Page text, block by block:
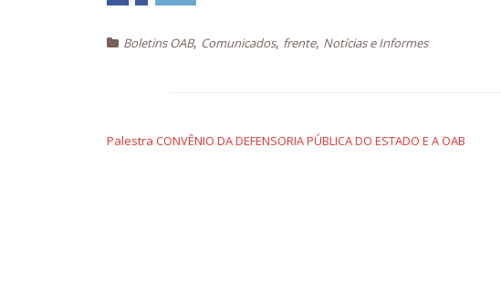
Boletins OAB, Comunicados, frente, Notícias e Informes
de
Palestra CONVÊNIO DA DEFENSORIA PÚBLICA DO ESTADO E A OAB